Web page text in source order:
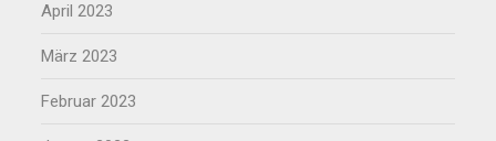
April 2023
März 2023
Februar 2023